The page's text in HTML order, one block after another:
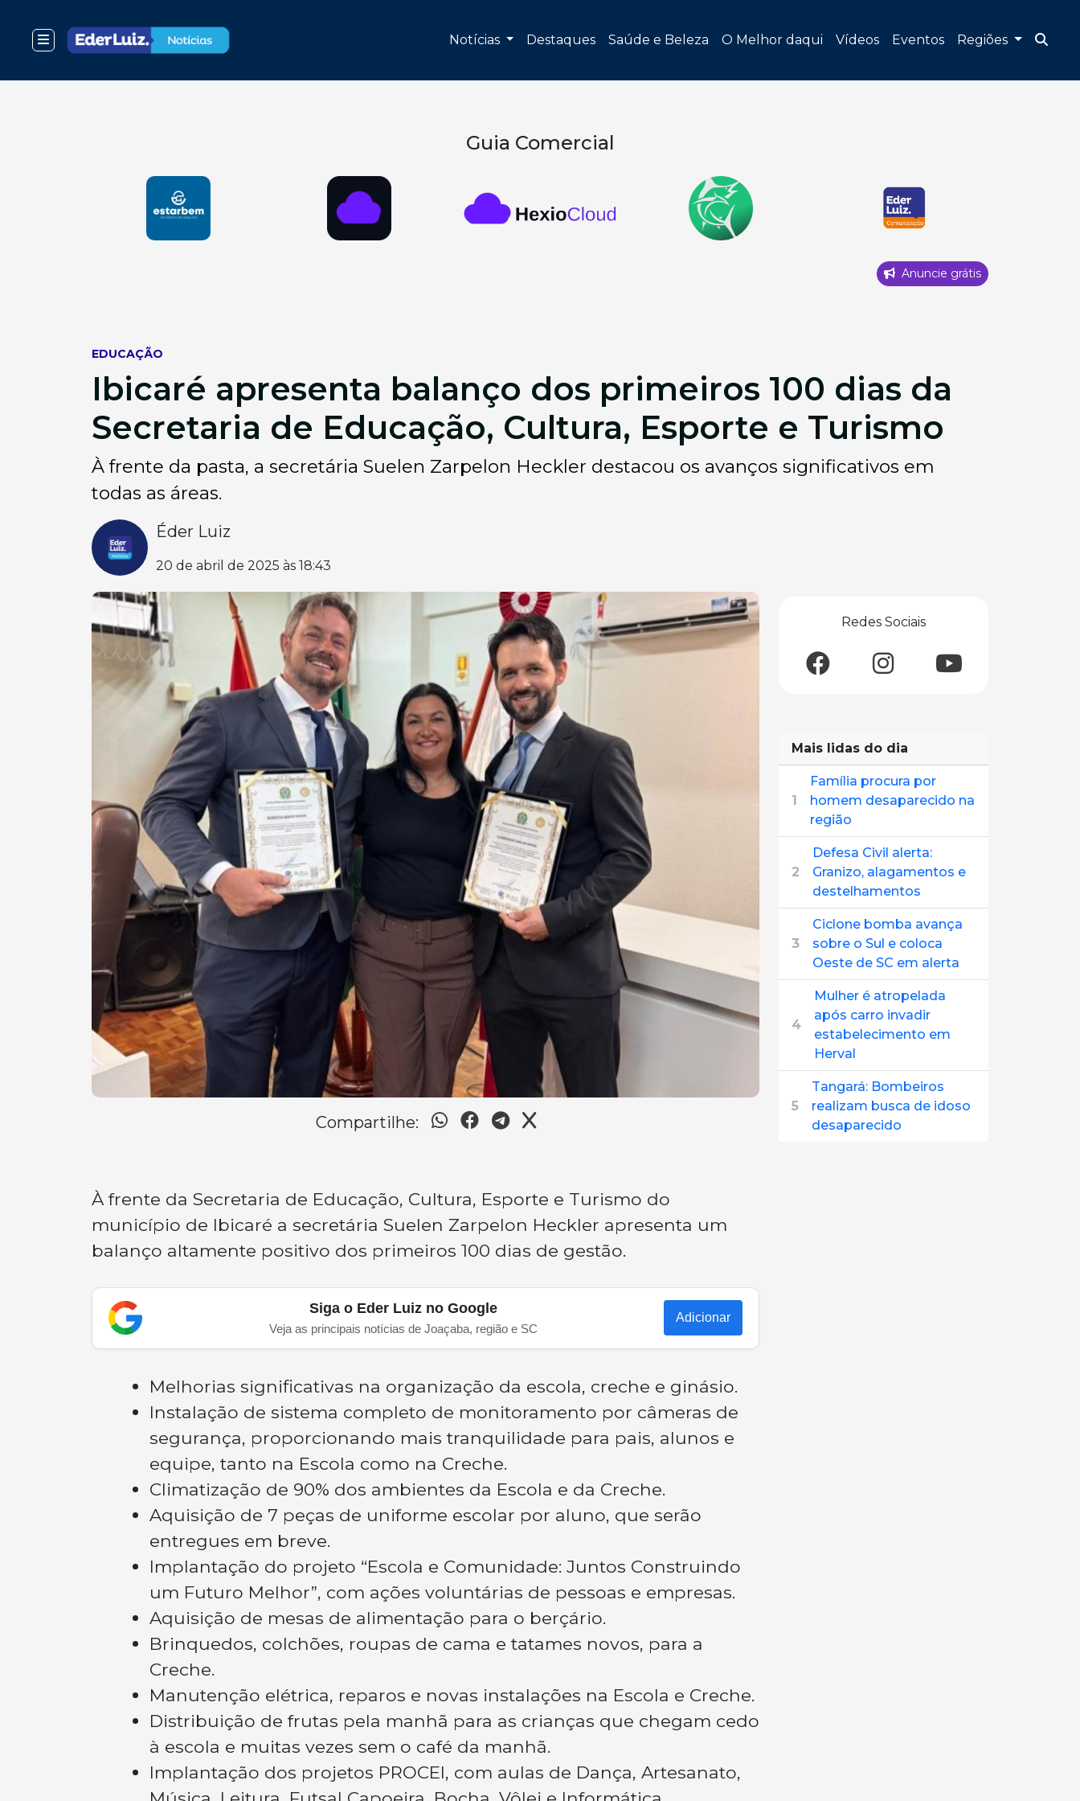
Notícias Destaques Saúde e Beleza O Melhor daqui Vídeos Eventos Regiões
Guia Comercial
Anuncie grátis
EDUCAÇÃO
Ibicaré apresenta balanço dos primeiros 100 dias da
Secretaria de Educação, Cultura, Esporte e Turismo
À frente da pasta, a secretária Suelen Zarpelon Heckler destacou os avanços significativos em
todas as áreas.
Éder Luiz
20 de abril de 2025 às 18:43
Compartilhe:
À frente da Secretaria de Educação, Cultura, Esporte e Turismo do
município de Ibicaré a secretária Suelen Zarpelon Heckler apresenta um
balanço altamente positivo dos primeiros 100 dias de gestão.
Siga o Eder Luiz no Google
Veja as principais notícias de Joaçaba, região e SC
Adicionar
Melhorias significativas na organização da escola, creche e ginásio.
Instalação de sistema completo de monitoramento por câmeras de
segurança, proporcionando mais tranquilidade para pais, alunos e
equipe, tanto na Escola como na Creche.
Climatização de 90% dos ambientes da Escola e da Creche.
Aquisição de 7 peças de uniforme escolar por aluno, que serão
entregues em breve.
Implantação do projeto “Escola e Comunidade: Juntos Construindo
um Futuro Melhor”, com ações voluntárias de pessoas e empresas.
Aquisição de mesas de alimentação para o berçário.
Brinquedos, colchões, roupas de cama e tatames novos, para a
Creche.
Manutenção elétrica, reparos e novas instalações na Escola e Creche.
Distribuição de frutas pela manhã para as crianças que chegam cedo
à escola e muitas vezes sem o café da manhã.
Implantação dos projetos PROCEI, com aulas de Dança, Artesanato,
Redes Sociais
Mais lidas do dia
1
Família procura por
homem desaparecido na
região
2
Defesa Civil alerta:
Granizo, alagamentos e
destelhamentos
3
Ciclone bomba avança
sobre o Sul e coloca
Oeste de SC em alerta
4
Mulher é atropelada
após carro invadir
estabelecimento em
Herval
5
Tangará: Bombeiros
realizam busca de idoso
desaparecido